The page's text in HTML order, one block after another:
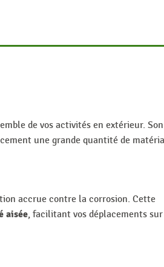
de vos activités en extérieur.
une grande quantité de
accrue contre la corrosion. Cette
aisée, facilitant vos déplacements